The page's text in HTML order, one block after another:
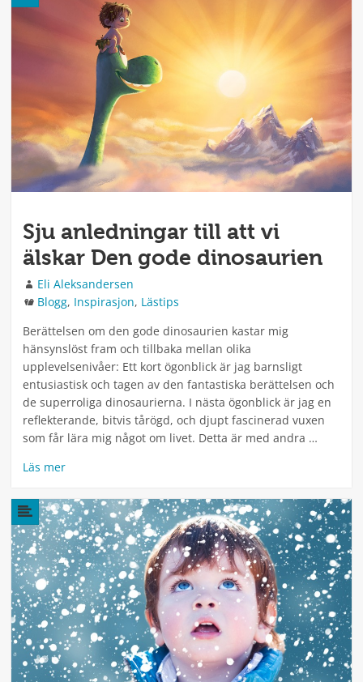
Sju anledningar till att vi
älskar Den gode dinosaurien
Författare
Eli Aleksandersen
Kategorier
Blogg, Inspirasjon, Lästips
Berättelsen om den gode dinosaurien kastar mig
hänsynslöst fram och tillbaka mellan olika
upplevelsenivåer: Ett kort ögonblick är jag barnsligt
entusiastisk och tagen av den fantastiska berättelsen och
de superroliga dinosaurierna. I nästa ögonblick är jag en
reflekterande, bitvis tårögd, och djupt fascinerad vuxen
som får lära mig något om livet. Detta är med andra …
Läs mer